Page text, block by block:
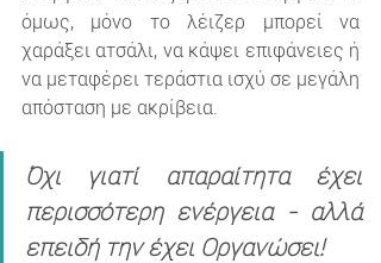
όμως, μόνο το λέιζερ μπορεί να
χαράξει ατσάλι, να κάψει επιφάνειες ή
να μεταφέρει τεράστια ισχύ σε μεγάλη
απόσταση με ακρίβεια.
Όχι γιατί απαραίτητα έχει
περισσότερη ενέργεια - αλλά
επειδή την έχει Οργανώσει!